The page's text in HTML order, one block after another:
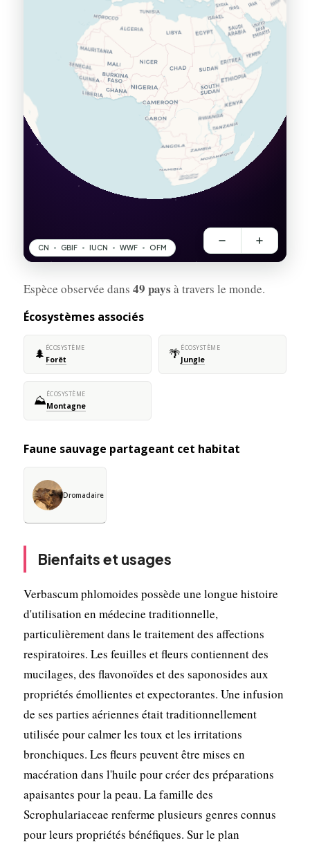
Espèce observée dans 49 pays à travers le monde.
Écosystèmes associés
🌲 ÉCOSYSTÈME
Forêt 🌴ÉCOSYSTÈME
Jungle
⛰️ÉCOSYSTÈME
Montagne
Faune sauvage partageant cet habitat
Dromadaire
Bienfaits et usages
Verbascum phlomoides possède une longue histoire
d'utilisation en médecine traditionnelle,
particulièrement dans le traitement des affections
respiratoires. Les feuilles et fleurs contiennent des
mucilages, des flavonoïdes et des saponosides aux
propriétés émollientes et expectorantes. Une infusion
de ses parties aériennes était traditionnellement
utilisée pour calmer les toux et les irritations
bronchiques. Les fleurs peuvent être mises en
macération dans l'huile pour créer des préparations
apaisantes pour la peau. La famille des
Scrophulariaceae renferme plusieurs genres connus
pour leurs propriétés bénéfiques. Sur le plan